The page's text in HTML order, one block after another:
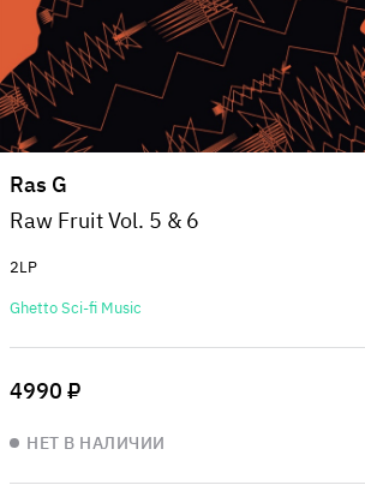
Ras G
Raw Fruit Vol. 5 & 6
2LP
Ghetto Sci-fi Music
4990 ₽
НЕТ В НАЛИЧИИ